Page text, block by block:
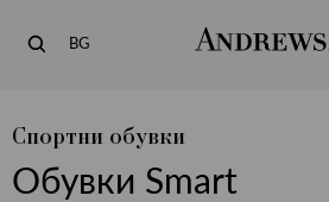
BG
Спортни обувки
Обувки Smart